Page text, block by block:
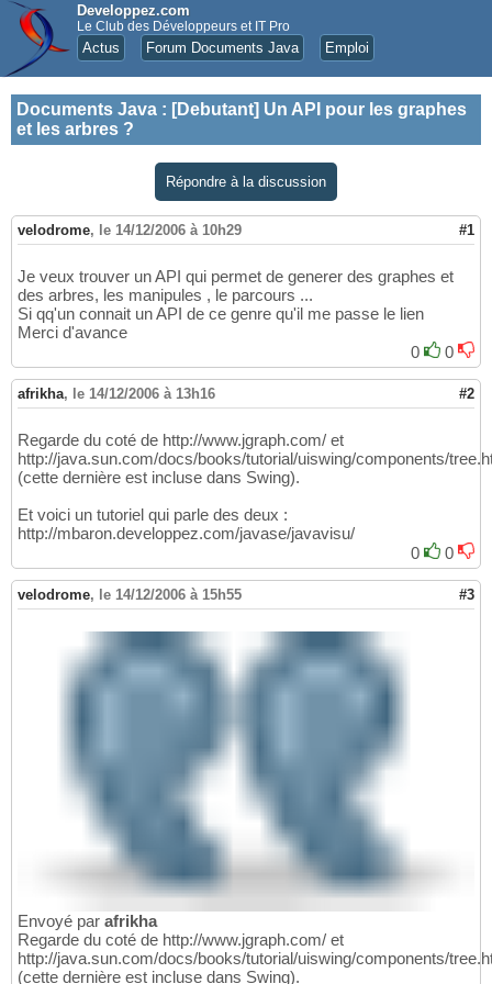
Developpez.com
Le Club des Développeurs et IT Pro
Actus Forum Documents Java Emploi
Documents Java : [Debutant] Un API pour les graphes
et les arbres ?
Répondre à la discussion
velodrome, le 14/12/2006 à 10h29 #1
Je veux trouver un API qui permet de generer des graphes et
des arbres, les manipules , le parcours ...
Si qq'un connait un API de ce genre qu'il me passe le lien
Merci d'avance
0
0
afrikha, le 14/12/2006 à 13h16 #2
Regarde du coté de http://www.jgraph.com/ et
http://java.sun.com/docs/books/tutorial/uiswing/components/
(cette dernière est incluse dans Swing).
Et voici un tutoriel qui parle des deux :
http://mbaron.developpez.com/javase/javavisu/
0
0
velodrome, le 14/12/2006 à 15h55 #3
Envoyé par afrikha
Regarde du coté de http://www.jgraph.com/ et
http://java.sun.com/docs/books/tutorial/uiswing/components/
(cette dernière est incluse dans Swing).